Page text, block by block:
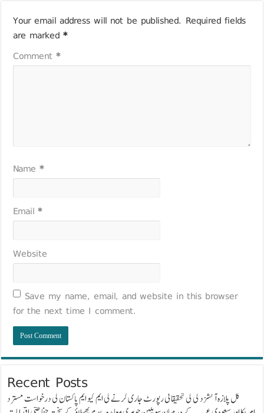
Your email address will not be published. Required fields
are marked*
Comment*
Name*
Email*
Website
Save my name, email, and website in this browser
for the next time I comment.
Recent Posts
گل پلازہ آتشزدگی کی تحقیقاتی رپورٹ جاری کرنے کی ایم کیو ایم پاکستان کی درخواست مسترد